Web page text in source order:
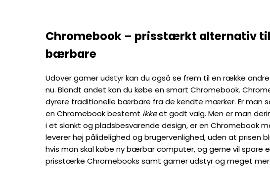
Chromebook – prisstærkt alternativ
bærbare
Udover gamer udstyr kan du også se frem til en række
nu. Blandt andet kan du købe en smart Chromebook.
dyrere traditionelle bærbare fra de kendte mærker. Er man
en Chromebook bestemt ikkeet godt valg. Men er man
i et slankt og pladsbesvarende design, er en Chromebook
leverer høj pålidelighed og brugervenlighed, uden at prisen
hvis man skal købe ny bærbar computer, og gerne vil spare
prisstærke Chromebooks samt gamer udstyr og meget